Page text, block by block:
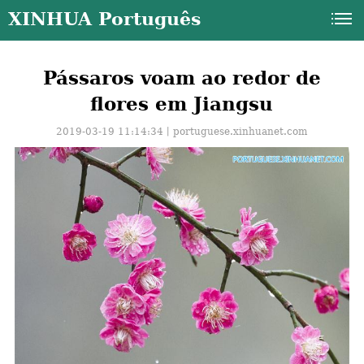
XINHUA Português
Pássaros voam ao redor de
flores em Jiangsu
2019-03-19 11:14:34丨portuguese.xinhuanet.com